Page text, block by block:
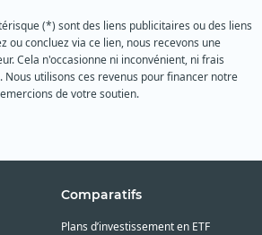
(*) sont des liens publicitaires ou des liens
ou concluez via ce lien, nous recevons une
Cela n'occasionne ni inconvénient, ni frais
utilisons ces revenus pour financer notre
de votre soutien.
Comparatifs
Plans d’investissement en ETF